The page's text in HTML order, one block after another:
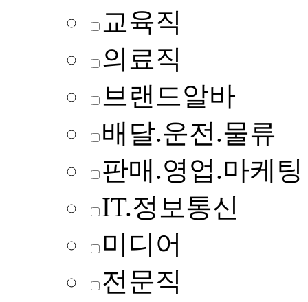
교육직
의료직
브랜드알바
배달.운전.물류
판매.영업.마케팅
IT.정보통신
미디어
전문직